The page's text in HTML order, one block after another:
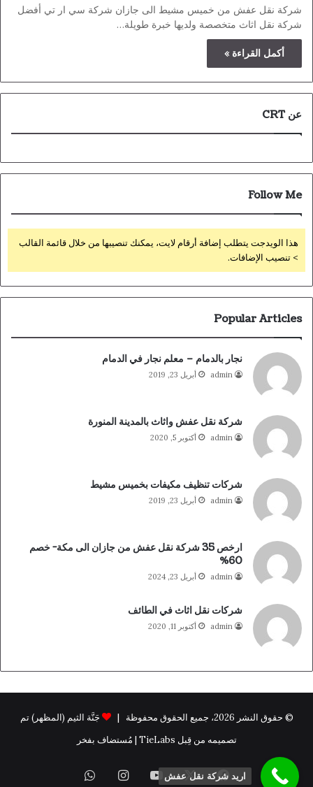
شركة نقل عفش من خميس مشيط الى جازان شركة سي ار تي أفضل
شركة نقل اثاث متخصصة ولديها خبرة طويلة…
أكمل القراءة »
عن CRT
Follow Me
هذا الويدجت يتطلب إضافة أرقام لايت، يمكنك تنصيبها من خلال قائمة القالب
> تنصيب الإضافات.
Popular Articles
نجار بالدمام – معلم نجار في الدمام
admin أبريل 23, 2019
شركة نقل عفش واثاث بالمدينة المنورة
admin أكتوبر 5, 2020
شركات تنظيف مكيفات بخميس مشيط
admin أبريل 23, 2019
ارخص 35 شركة نقل عفش من جازان الى مكة- خصم
60%
admin أبريل 23, 2024
شركات نقل اثاث في الطائف
admin أكتوبر 11, 2020
© حقوق النشر 2026، جميع الحقوق محفوظة |
جَنَّة الثيم (المظهر) تم
تصميمه من قِبل TieLabs | مُستضاف بفخر
فيسبوك
X يوتيوبانستقرامواتساب اريد شركة نقل عفش